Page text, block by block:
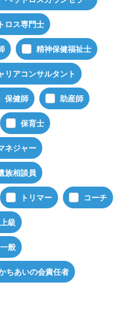
ロス専門士
精神保健福祉士
リアコンサルタント
保健師 助産師
保育士
ネジャー
族相談員
トリマー コーチ
級
般
ちあいの会責任者